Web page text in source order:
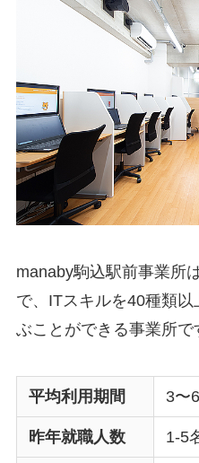
manaby駒込駅前事業所
で、ITスキルを40種類
ぶことができる事業所で
平均利用期間 3〜
昨年就職人数 1-5